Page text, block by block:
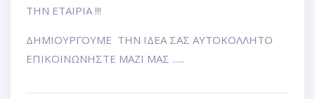
ΤΗΝ ΕΤΑΙΡΙΑ !!!
ΔΗΜΙΟΥΡΓΟΥΜΕ ΤΗΝ ΙΔΕΑ ΣΑΣ ΑΥΤΟΚΟΛΛΗΤΟ
ΕΠΙΚΟΙΝΩΝΗΣΤΕ ΜΑΖΙ ΜΑΣ …..